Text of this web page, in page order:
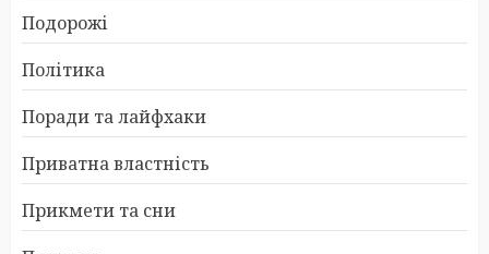
Подорожі
Політика
Поради та лайфхаки
Приватна властність
Прикмети та сни